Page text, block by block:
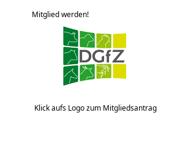
Mitglied werden!
Klick aufs Logo zum Mitgliedsantrag